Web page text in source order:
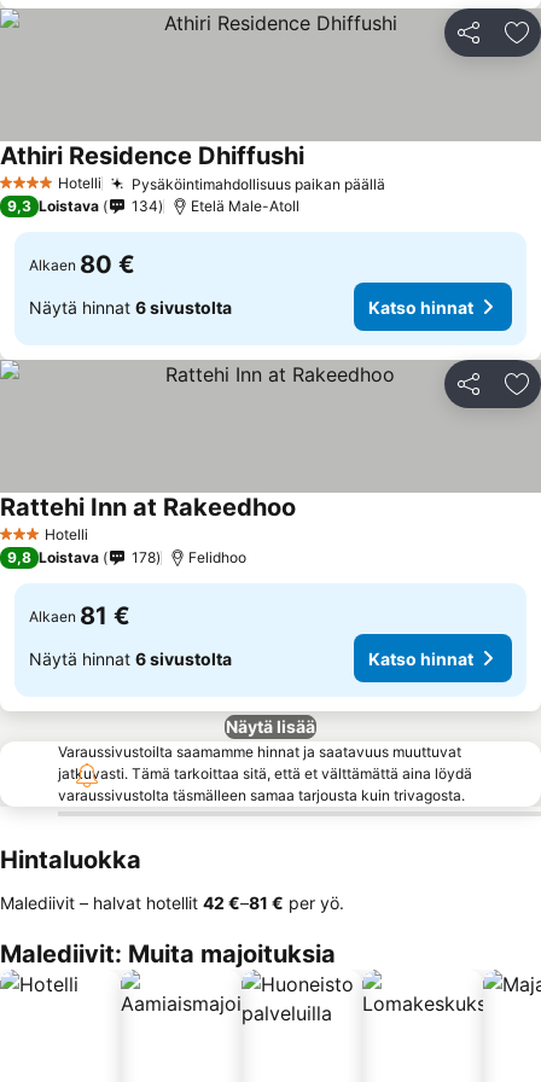
Jaa
4 Tähtiluokitus
Hotelli Pysäköintimahdollisuus paikan päällä
Athiri Residence Dhiffushi
9,3 Loistava 134 Etelä Male-Atoll
Alkaen 80 €
Näytä hinnat 6 sivustolta Katso hinnat
Jaa
3 Tähtiluokitus
Hotelli
Rattehi Inn at Rakeedhoo
9,8 Loistava 178 Felidhoo
Alkaen 81 €
Näytä hinnat 6 sivustolta Katso hinnat
Näytä lisää
Varaussivustoilta saamamme hinnat ja saatavuus muuttuvat
jatkuvasti. Tämä tarkoittaa sitä, että et välttämättä aina löydä
varaussivustolta täsmälleen samaa tarjousta kuin trivagosta.
Hintaluokka
Malediivit – halvat hotellit ‎42 €–‎81 € per yö.
Malediivit: Muita majoituksia